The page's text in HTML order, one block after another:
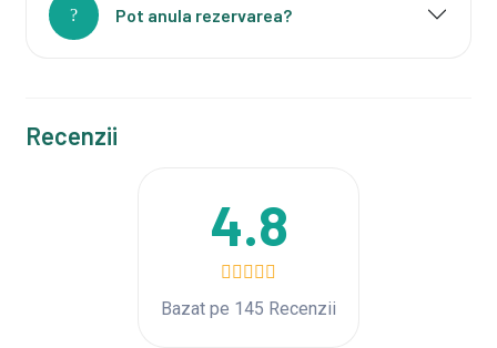
Pot anula rezervarea?
Recenzii
4.8
Bazat pe 145 Recenzii